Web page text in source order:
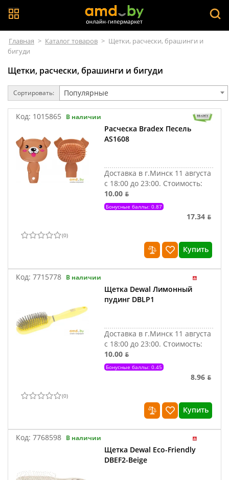
Главная > Каталог товаров > Щетки, расчески, брашинги и
бигуди
Щетки, расчески, брашинги и бигуди
Сортировать: Популярные
Код: 1015865 В наличии
Расческа Bradex Песель
AS1608
Доставка в г.Минск 11 августа
с 18:00 до 23:00. Стоимость:
10.00 ƃ
Бонусные баллы: 0.87
17.34 ƃ
(0)
Купить
Код: 7715778 В наличии
Щетка Dewal Лимонный
пудинг DBLP1
Доставка в г.Минск 11 августа
с 18:00 до 23:00. Стоимость:
10.00 ƃ
Бонусные баллы: 0.45
8.96 ƃ
(0)
Купить
Код: 7768598 В наличии
Щетка Dewal Eco-Friendly
DBEF2-Beige